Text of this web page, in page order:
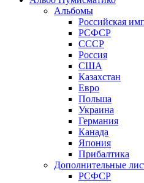
Альбомы
Российская
РСФСР
СССР
Россия
США
Казахстан
Евро
Польша
Украина
Германия
Канада
Япония
Прибалтика
Дополнительные
РСФСР